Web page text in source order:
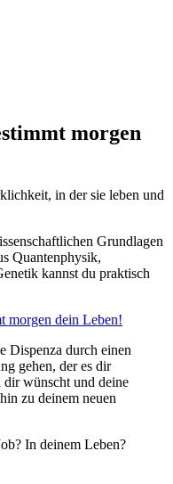
morgen
in der sie leben und
Grundlagen
Quantenphysik,
kannst du praktisch
Dispenza durch einen
gehen, der es dir
dir wünscht und deine
zu deinem neuen
In deinem Leben?